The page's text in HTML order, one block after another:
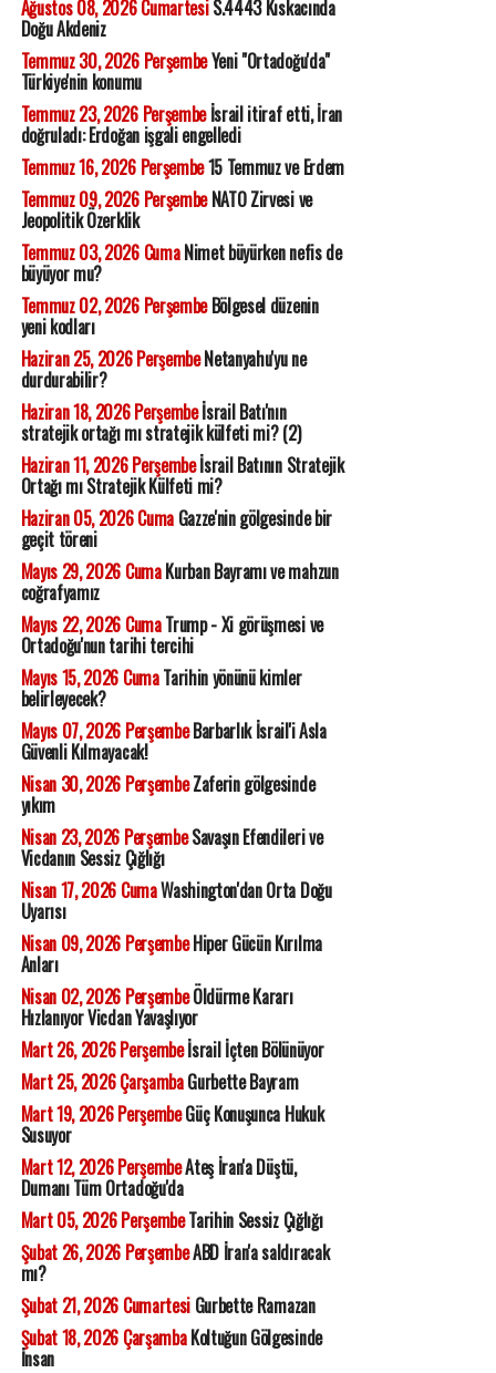
Ağustos 08, 2026 CumartesiS.4443 Kıskacında
Doğu Akdeniz
Temmuz 30, 2026 PerşembeYeni "Ortadoğu'da"
Türkiye'nin konumu
Temmuz 23, 2026 Perşembeİsrail itiraf etti, İran
doğruladı: Erdoğan işgali engelledi
Temmuz 16, 2026 Perşembe15 Temmuz ve Erdem
Temmuz 09, 2026 PerşembeNATO Zirvesi ve
Jeopolitik Özerklik
Temmuz 03, 2026 CumaNimet büyürken nefis de
büyüyor mu?
Temmuz 02, 2026 PerşembeBölgesel düzenin
yeni kodları
Haziran 25, 2026 PerşembeNetanyahu'yu ne
durdurabilir?
Haziran 18, 2026 Perşembeİsrail Batı'nın
stratejik ortağı mı stratejik külfeti mi? (2)
Haziran 11, 2026 Perşembeİsrail Batının Stratejik
Ortağı mı Stratejik Külfeti mi?
Haziran 05, 2026 CumaGazze'nin gölgesinde bir
geçit töreni
Mayıs 29, 2026 CumaKurban Bayramı ve mahzun
coğrafyamız
Mayıs 22, 2026 CumaTrump - Xi görüşmesi ve
Ortadoğu'nun tarihi tercihi
Mayıs 15, 2026 CumaTarihin yönünü kimler
belirleyecek?
Mayıs 07, 2026 PerşembeBarbarlık İsrail'i Asla
Güvenli Kılmayacak!
Nisan 30, 2026 PerşembeZaferin gölgesinde
yıkım
Nisan 23, 2026 PerşembeSavaşın Efendileri ve
Vicdanın Sessiz Çığlığı
Nisan 17, 2026 CumaWashington'dan Orta Doğu
Uyarısı
Nisan 09, 2026 PerşembeHiper Gücün Kırılma
Anları
Nisan 02, 2026 PerşembeÖldürme Kararı
Hızlanıyor Vicdan Yavaşlıyor
Mart 26, 2026 Perşembeİsrail İçten Bölünüyor
Mart 25, 2026 ÇarşambaGurbette Bayram
Mart 19, 2026 PerşembeGüç Konuşunca Hukuk
Susuyor
Mart 12, 2026 PerşembeAteş İran'a Düştü,
Dumanı Tüm Ortadoğu'da
Mart 05, 2026 PerşembeTarihin Sessiz Çığlığı
Şubat 26, 2026 PerşembeABD İran'a saldıracak
mı?
Şubat 21, 2026 CumartesiGurbette Ramazan
Şubat 18, 2026 ÇarşambaKoltuğun Gölgesinde
İnsan